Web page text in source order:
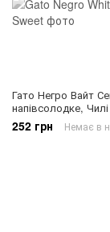
Гато Негро Вайт
напівсолодке, Чилі
252 грн Немає в